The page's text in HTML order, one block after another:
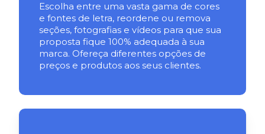
Escolha entre uma vasta gama de cores
e fontes de letra, reordene ou remova
seções, fotografias e vídeos para que sua
proposta fique 100% adequada à sua
marca. Ofereça diferentes opções de
preços e produtos aos seus clientes. ​​​